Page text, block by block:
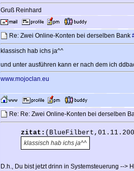
Gruß Reinhard
Re: Zwei Online-Konten bei derselben Bank
klassisch hab ichs ja^^
und unter ausführen kann er nach dem ich
www.mojoclan.eu
Re: Re: Zwei Online-Konten bei derselben
zitat:
klassisch hab ichs ja^^
D.h., Du bist jetzt drinn in Systemsteuerung -->